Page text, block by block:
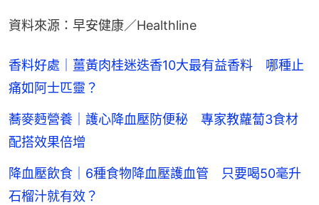
資料來源：早安健康／Healthline
香料好處｜薑黃肉桂迷迭香10大最有益香料 哪種止
痛如阿士匹靈？
蕎麥麪營養｜護心降血壓防便秘 專家教蘿蔔3食材
配搭效果倍增
降血壓飲食｜6種食物降血壓護血管 只要喝50毫升
石榴汁就有效？